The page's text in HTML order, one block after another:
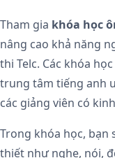
Tham gia khóa học
nâng cao khả năng
thi Telc. Các khóa
trung tâm tiếng anh
các giảng viên có
Trong khóa học, bạn
thiết như nghe, nói,